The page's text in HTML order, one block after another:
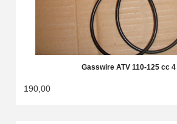
Gasswire ATV 110-125 cc
190,00